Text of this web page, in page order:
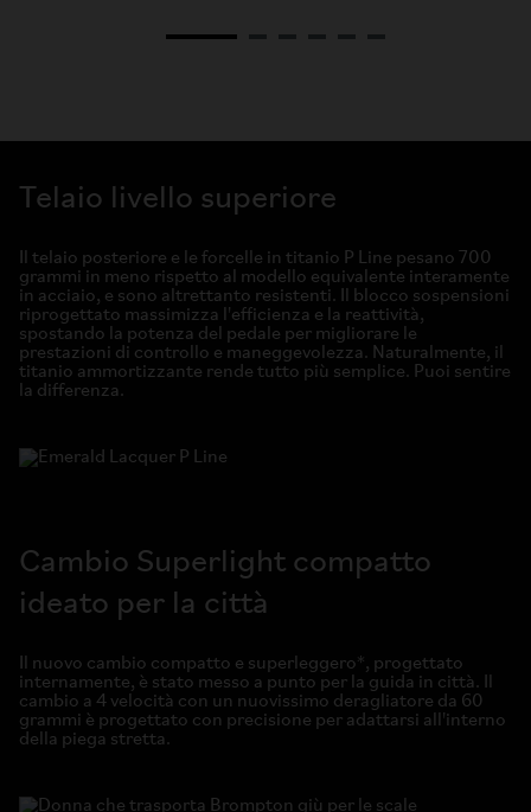
Telaio livello superiore
Il telaio posteriore e le forcelle in titanio P Line pesano 700
grammi in meno rispetto al modello equivalente interamente
in acciaio, e sono altrettanto resistenti. Il blocco sospensioni
riprogettato massimizza l'efficienza e la reattività,
spostando la potenza del pedale per migliorare le
prestazioni di controllo e maneggevolezza. Naturalmente, il
titanio ammortizzante rende tutto più semplice. Puoi sentire
la differenza.
Cambio Superlight compatto
ideato per la città
Il nuovo cambio compatto e superleggero*, progettato
internamente, è stato messo a punto per la guida in città. Il
cambio a 4 velocità con un nuovissimo deragliatore da 60
grammi è progettato con precisione per adattarsi all'interno
della piega stretta.